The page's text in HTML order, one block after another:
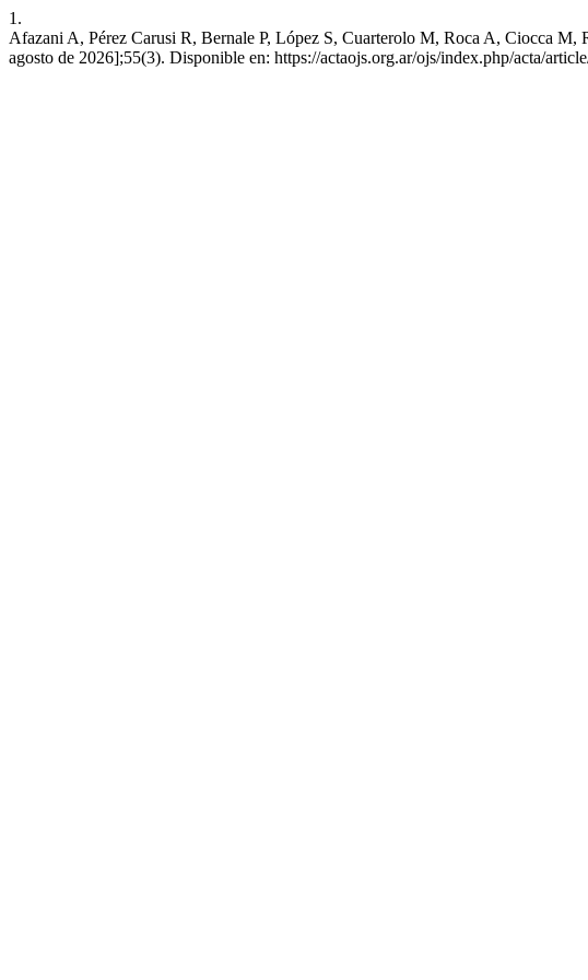
1.
Afazani A, Pérez Carusi R, Bernale P, López S, Cuarterolo M, Roca A, Ciocca
agosto de 2026];55(3). Disponible en: https://actaojs.org.ar/ojs/index.php/acta/